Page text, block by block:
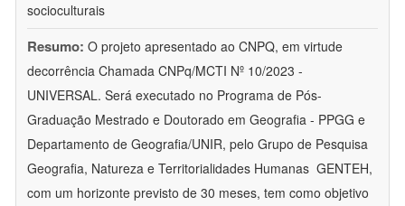
socioculturais
Resumo: O projeto apresentado ao CNPQ, em virtude
decorrência Chamada CNPq/MCTI Nº 10/2023 -
UNIVERSAL. Será executado no Programa de Pós-
Graduação Mestrado e Doutorado em Geografia - PPGG e
Departamento de Geografia/UNIR, pelo Grupo de Pesquisa
Geografia, Natureza e Territorialidades Humanas  GENTEH,
com um horizonte previsto de 30 meses, tem como objetivo